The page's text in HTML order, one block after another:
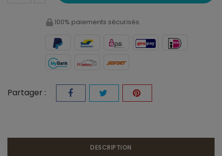
100% paiements sécurisés
Partager :
DESCRIPTION